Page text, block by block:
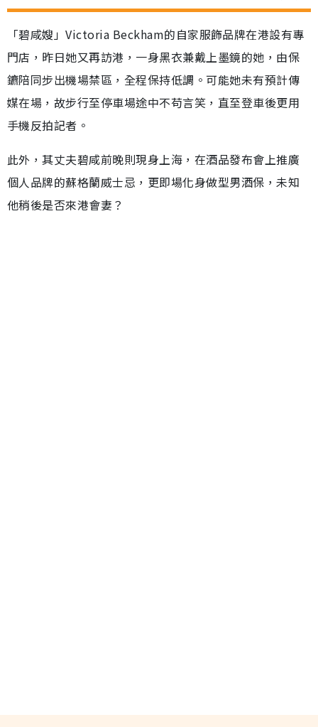
「碧咸嫂」Victoria Beckham的自家服飾品牌在港設有專
門店，昨日她又再訪港，一身黑衣兼戴上墨鏡的她，由保
鑣陪同步出機場禁區，全程保持低調。可能她未有預計傳
媒在場，故步行至停車場途中不苟言笑，直至登車後更用
手機反拍記者。
此外，其丈夫碧咸前晚則現身上海，在酒品發布會上推廣
個人品牌的蘇格蘭威士忌，更即場化身做型男酒保，未知
他稍後是否來港會妻？